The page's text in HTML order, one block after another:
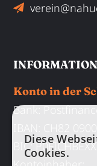
Konto in der
Bank:
CH82
BIC:
Diese
Cookies.